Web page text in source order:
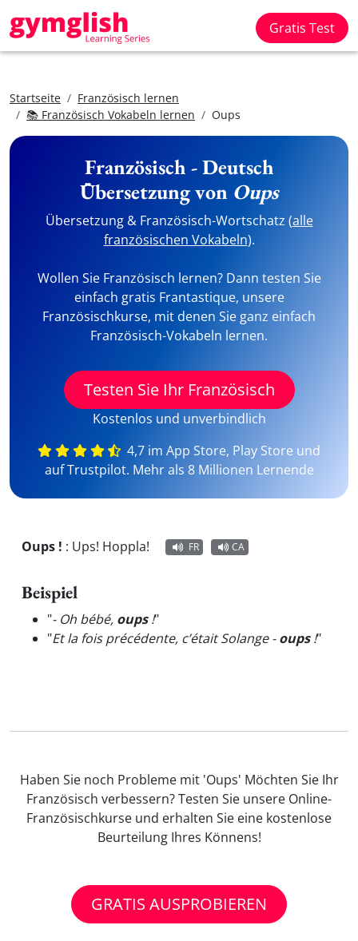
Gratis Test
Startseite
Französisch lernen
📚 Französisch Vokabeln lernen
Oups
Französisch - Deutsch
Übersetzung von Oups
Übersetzung & Französisch-Wortschatz (alle
französischen Vokabeln).
Wollen Sie Französisch lernen? Dann testen Sie
einfach gratis Frantastique, unsere
Französischkurse, mit denen Sie ganz einfach
Französisch-Vokabeln lernen.
Testen Sie Ihr Französisch
Kostenlos und unverbindlich
4,7 im App Store, Play Store und
auf Trustpilot. Mehr als 8 Millionen Lernende
Oups ! : Ups! Hoppla! FR CA
Beispiel
"- Oh bébé, oups!"
"Et la fois précédente, c’était Solange -oups!"
Haben Sie noch Probleme mit 'Oups' Möchten Sie Ihr
Französisch verbessern? Testen Sie unsere Online-
Französischkurse und erhalten Sie eine kostenlose
Beurteilung Ihres Könnens!
GRATIS AUSPROBIEREN